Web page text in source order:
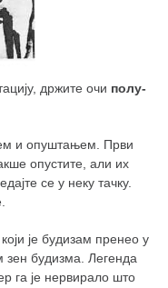
држите очи полу-
и опуштањем. Први
опустите, али их
се у неку тачку.
је будизам пренео у
зен будизма. Легенда
га је нервирало што